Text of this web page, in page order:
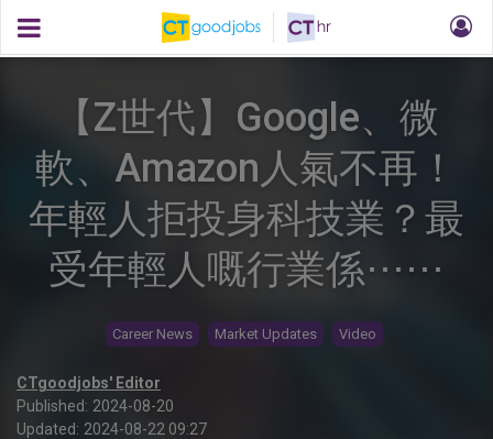
【Z世代】Google、微
軟、Amazon人氣不再！
年輕人拒投身科技業？最
受年輕人嘅行業係⋯⋯
Career News Market Updates Video
CTgoodjobs' Editor
Published: 2024-08-20
Updated: 2024-08-22 09:27